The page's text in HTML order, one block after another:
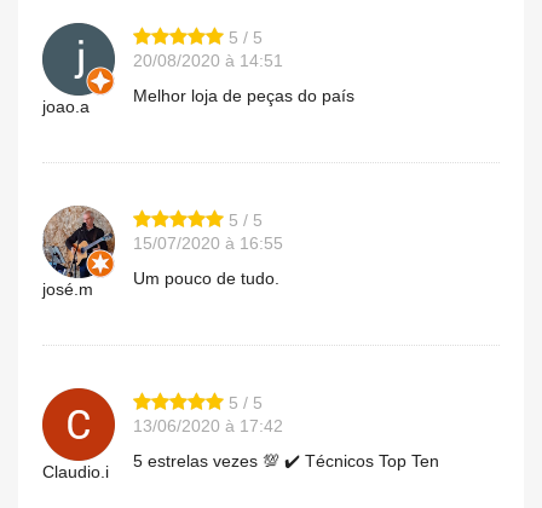
joao.a
5 / 5
20/08/2020 à 14:51
Melhor loja de peças do país
josé.m
5 / 5
15/07/2020 à 16:55
Um pouco de tudo.
Claudio.i
5 / 5
13/06/2020 à 17:42
5 estrelas vezes 💯 ✔️ Técnicos Top Ten